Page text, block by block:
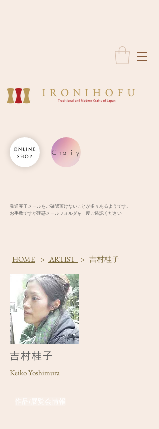
Charity
発送完了メールをご確認頂けないことが多々あるようです。
お手数ですが迷惑メールフォルダを一度ご確認ください​
HOME > ARTIST > 吉村桂子
吉村桂子
Keiko Yoshimura
作品/展覧会情報